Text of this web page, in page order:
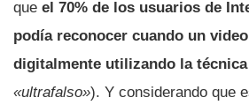
que el 70% de los usuarios de
podía reconocer cuando un
digitalmente utilizando la
«ultrafalso»). Y considerando que